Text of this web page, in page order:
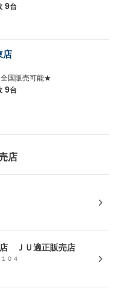
9台
店
国販売可能★
9台
店
ＪＵ適正販売店
０４